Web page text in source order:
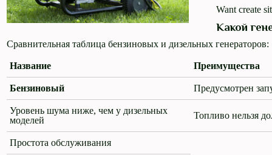
Want create
Какой
Сравнительная таблица бензиновых и дизельных генераторов:
Название Преимущества
Бензиновый Предусмотрен
Уровень шума ниже, чем у дизельных
моделей
Топливо нельзя
Простота обслуживания